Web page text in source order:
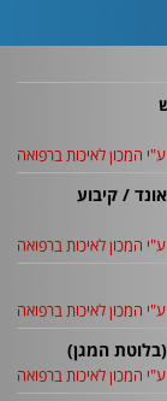
המכון לאיכות ברפואה
/ קיבוע
המכון לאיכות ברפואה
המכון לאיכות ברפואה
המגן)
המכון לאיכות ברפואה